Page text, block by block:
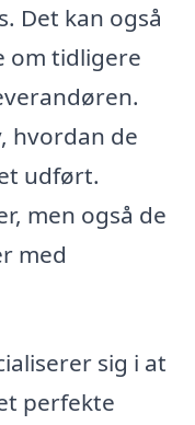
Det kan også
om tidligere
hvordan de
udført.
men også de
med
sig i at
perfekte